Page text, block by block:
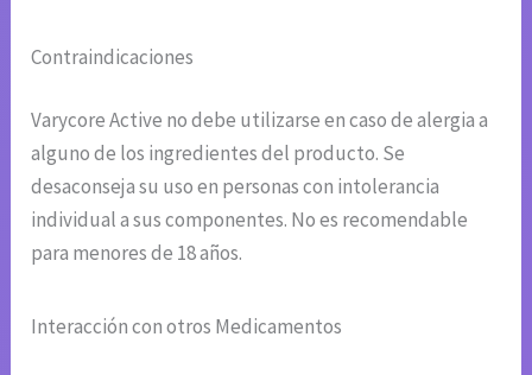
Contraindicaciones
Varycore Active no debe utilizarse en caso de alergia a
alguno de los ingredientes del producto. Se
desaconseja su uso en personas con intolerancia
individual a sus componentes. No es recomendable
para menores de 18 años.
Interacción con otros Medicamentos